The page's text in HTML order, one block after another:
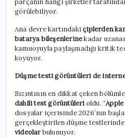
görülebiliyor.
Ana devre kartındakiçiplerden
batarya bileşenlerinekadar
kamuoyuyla paylaşmadığı kritik
koyuyor.
Düşme testi görüntüleri de
Sızıntının en dikkat çeken
dahili test görüntülerioldu. “
dosyalar içerisinde 2026’nın
gerçekleştirilen düşme
videolarbulunuyor.